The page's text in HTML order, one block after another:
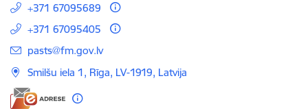
+371 67095689
+371 67095405
E-pasts:
pasts@fm.gov.lv
Smilšu iela 1, Rīga, LV-1919, Latvija